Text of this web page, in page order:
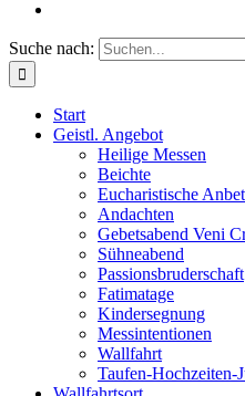
Suche nach:
Start
Geistl. Angebot
Heilige Messen
Beichte
Eucharistische
Andachten
Gebetsabend Veni
Sühneabend
Passionsbruderschaft
Fatimatage
Kindersegnung
Messintentionen
Wallfahrt
Taufen-Hochzeiten-